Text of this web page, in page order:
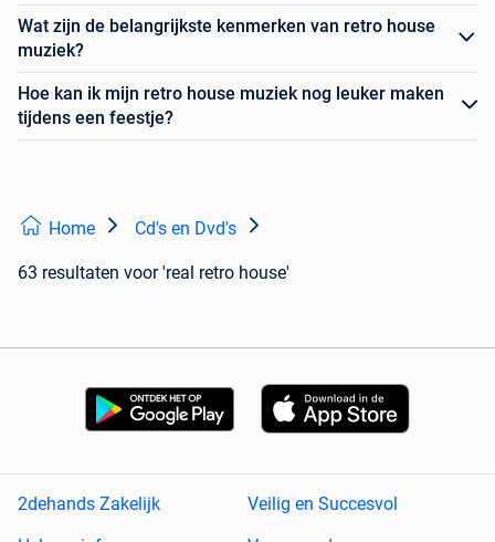
Wat zijn de belangrijkste kenmerken van retro house
muziek?
Hoe kan ik mijn retro house muziek nog leuker maken
tijdens een feestje?
Home Cd's en Dvd's
63 resultaten voor 'real retro house'
2dehands Zakelijk
Veilig en Succesvol